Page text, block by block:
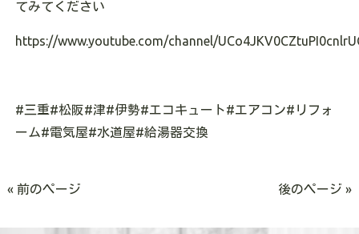
てみてください
https://www.youtube.com/channel/
#三重#松阪#津#伊勢#エコキュート#エアコン#リフォ
ーム#電気屋#水道屋#給湯器交換
« 前のページ 後のページ »